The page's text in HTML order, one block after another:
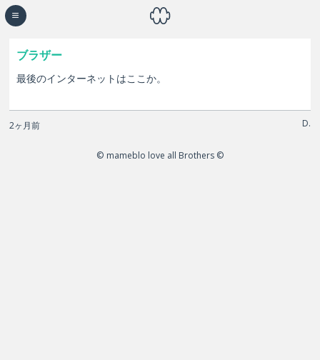
☰
ブラザー
最後のインターネットはここか。
2ヶ月前 D.
© mameblo love all Brothers ©